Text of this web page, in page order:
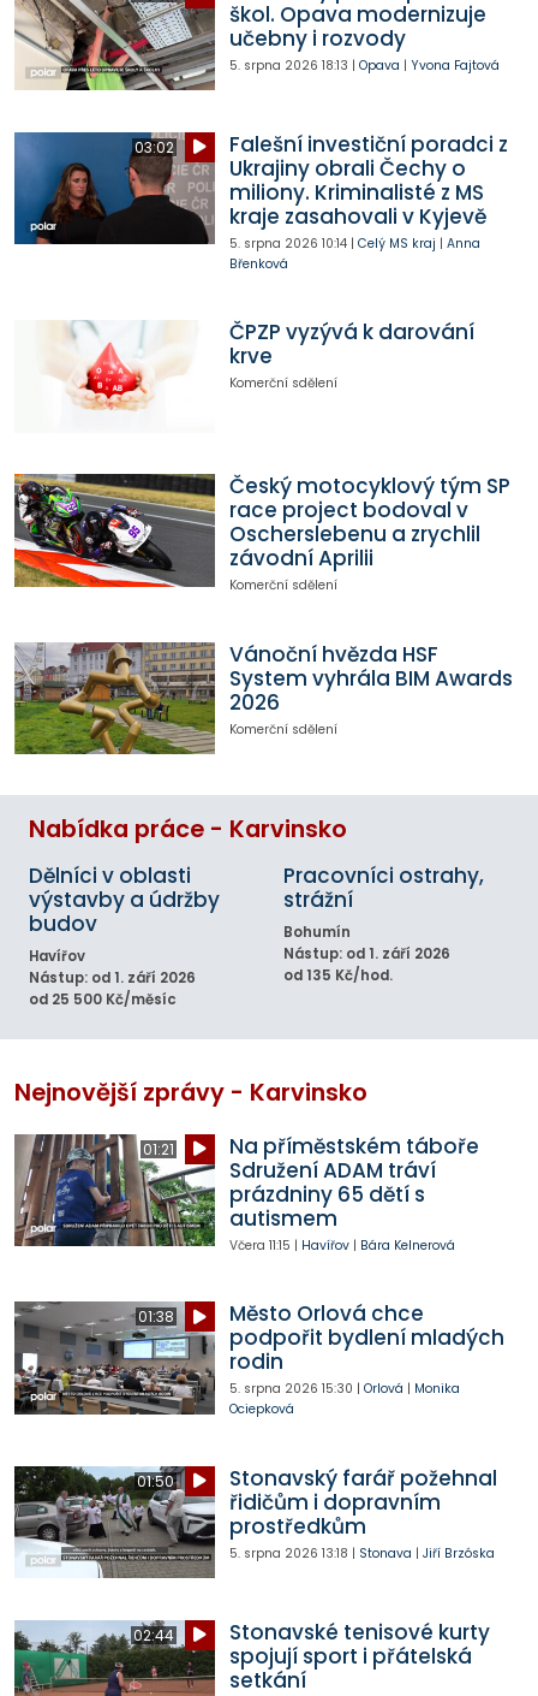
škol. Opava modernizuje
učebny i rozvody
5. srpna 2026 18:13 | Opava | Yvona Fajtová
03:02
Falešní investiční poradci z
Ukrajiny obrali Čechy o
miliony. Kriminalisté z MS
kraje zasahovali v Kyjevě
5. srpna 2026 10:14| Celý MS kraj | Anna
Břenková
ČPZP vyzývá k darování
krve
Komerční sdělení
Český motocyklový tým SP
race project bodoval v
Oscherslebenu a zrychlil
závodní Aprilii
Komerční sdělení
Vánoční hvězda HSF
System vyhrála BIM Awards
2026
Komerční sdělení
Nabídka práce - Karvinsko
Dělníci v oblasti
výstavby a údržby
budov
Havířov
Nástup: od 1. září 2026
od 25 500 Kč/měsíc
Pracovníci ostrahy,
strážní
Bohumín
Nástup: od 1. září 2026
od 135 Kč/hod.
Nejnovější zprávy - Karvinsko
01:21
Na příměstském táboře
Sdružení ADAM tráví
prázdniny 65 dětí s
autismem
Včera 11:15 | Havířov| Bára Kelnerová
01:38
Město Orlová chce
podpořit bydlení mladých
rodin
5. srpna 2026 15:30 | Orlová | Monika
Ociepková
01:50
Stonavský farář požehnal
řidičům i dopravním
prostředkům
5. srpna 2026 13:18 | Stonava | Jiří Brzóska
02:44
Stonavské tenisové kurty
spojují sport i přátelská
setkání